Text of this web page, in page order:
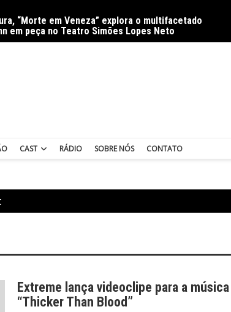
“Morte em Veneza” explora o multifacetado
em peça no Teatro Simões Lopes Neto
CAST RÁDIO SOBRE NÓS CONTATO
Extreme lança videoclipe para a música
“Thicker Than Blood”